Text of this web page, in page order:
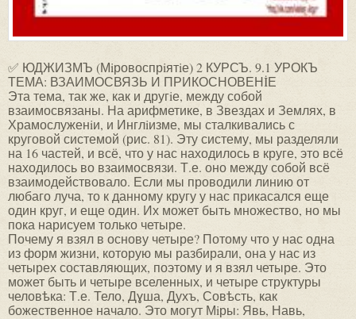
✅ ЮДЖИЗМЪ (Мiровоспрiятiе) 2 КУРСЪ. 9.1 УРОКЪ
ТЕМА: ВЗАИМОСВЯЗЬ И ПРИКОСНОВЕНİЕ
Эта тема, так же, как и другiе, между собой
взаимосвязаны. На арифметике, в Звездах и Землях, в
Храмослуженiи, и Инглiизме, мы сталкивались с
круговой системой (рис. 81). Эту систему, мы разделяли
на 16 частей, и всё, что у нас находилось в круге, это всё
находилось во взаимосвязи. Т.е. оно между собой всё
взаимодействовало. Если мы проводили линию от
любаго луча, то к данному кругу у нас прикасался еще
один круг, и еще один. Их может быть множество, но мы
пока нарисуем только четыре.
Почему я взял в основу четыре? Потому что у нас одна
из форм жизни, которую мы разбирали, она у нас из
четырех составляющих, поэтому и я взял четыре. Это
может быть и четыре вселенных, и четыре структуры
человѣка: Т.е. Тело, Дɣша, Духъ, Совѣсть, как
божественное начало. Это могут Мiры: Явь, Навь,